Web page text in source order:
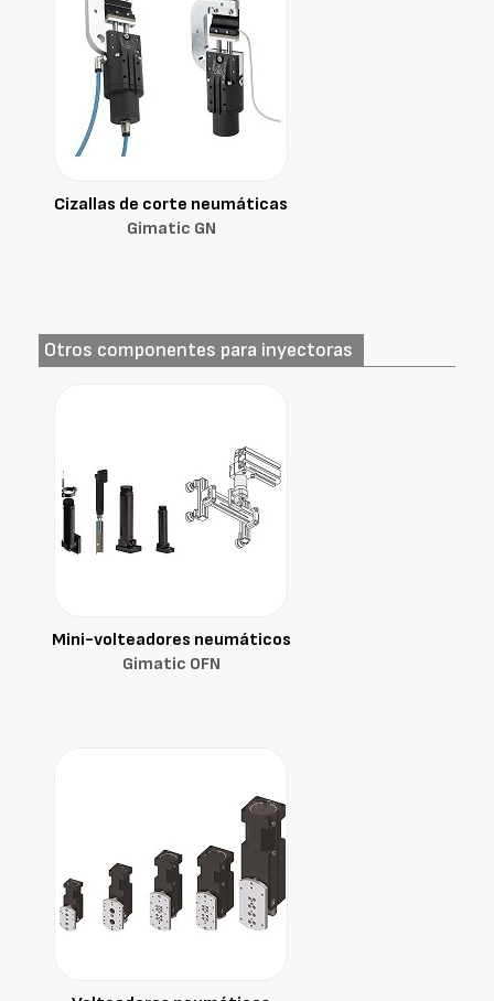
Cizallas de corte neumáticas
Gimatic GN
Otros componentes para inyectoras
Mini-volteadores neumáticos
Gimatic OFN